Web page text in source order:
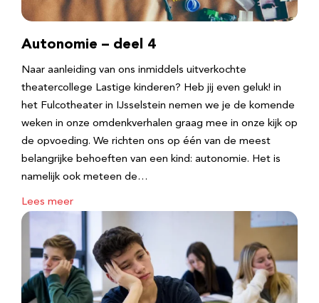
Autonomie – deel 4
Naar aanleiding van ons inmiddels uitverkochte
theatercollege Lastige kinderen? Heb jij even geluk! in
het Fulcotheater in IJsselstein nemen we je de komende
weken in onze omdenkverhalen graag mee in onze kijk op
de opvoeding. We richten ons op één van de meest
belangrijke behoeften van een kind: autonomie. Het is
namelijk ook meteen de…
Lees meer